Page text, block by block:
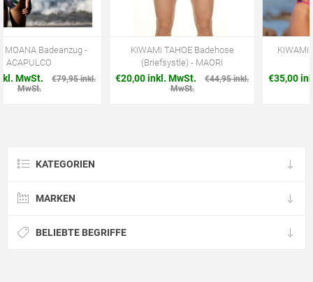
KiWAMi TAHOE Badehose
(Briefsystle) - MAORI
€20,00 inkl. MwSt.
€44,95 inkl.
KiWAMi MOANA Badeanzug -
TWIST
€35,00 inkl. MwSt.
€79,95 inkl.
KATEGORIEN
MARKEN
BELIEBTE BEGRIFFE